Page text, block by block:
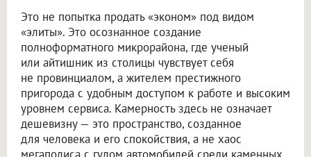
Это не попытка продать «эконом» под видом
«элиты». Это осознанное создание
полноформатного микрорайона, где ученый
или айтишник из столицы чувствует себя
не провинциалом, а жителем престижного
пригорода с удобным доступом к работе и высоким
уровнем сервиса. Камерность здесь не означает
дешевизну — это пространство, созданное
для человека и его спокойствия, а не хаос